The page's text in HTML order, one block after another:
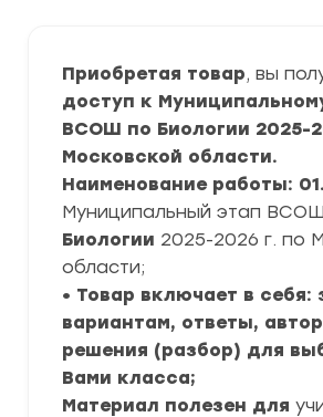
Приобретая товар, вы
доступ к
ВСОШ по Биологии 2025-
Московской области.
Наименование работы:
Муниципальный этап
Биологии 2025-2026 г. по
области;
• Товар включает в себя:
вариантам, ответы,
решения (разбор) для
Вами класса;
Материал полезен для